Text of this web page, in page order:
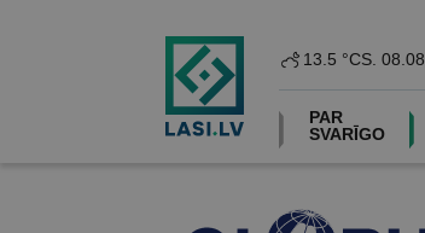
13.5 °CS. 08.08
PAR
SVARĪGO